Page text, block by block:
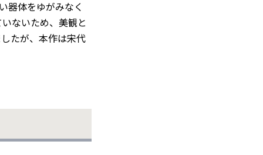
器体をゆがみなく
ないため、美観と
たが、本作は宋代